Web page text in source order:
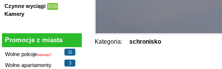
Czynne wyciągi 0/18
Kamery
Promocje z miasta
Wolne pokojenowość!
11
Wolne apartamenty 3
Kategoria: schronisko